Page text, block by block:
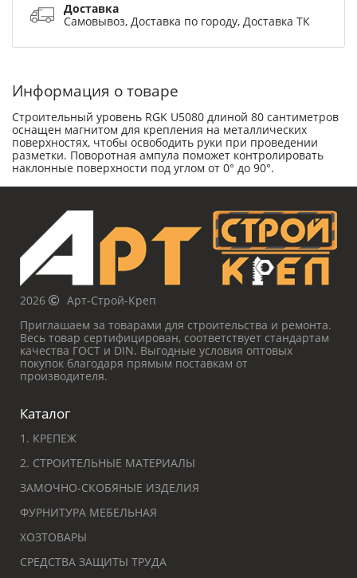
Доставка
Самовывоз, Доставка по городу, Доставка ТК
Информация о товаре
Строительный уровень RGK U5080 длиной 80 сантиметров
оснащен магнитом для крепления на металлических
поверхностях, чтобы освободить руки при проведении
разметки. Поворотная ампула поможет контролировать
наклонные поверхности под углом от 0° до 90°.
2026
Арт-Строй-Креп
Приглашаем за товарами для строительства и ремонта.
Весь товар сертифицирован, соответствует стандартам
качества ГОСТ и DIN. Выгодные условия оптовых
покупок благодаря прямым поставкам от
производителя.
Каталог
1. КРЕПЕЖ
2. СТРОИТЕЛЬНЫЕ МАТЕРИАЛЫ
ЗАМОЧНО-СКОБЯНЫЕ ИЗДЕЛИЯ
ФУРНИТУРА МЕБЕЛЬНАЯ
ХОЗТОВАРЫ
СРЕДСТВА ЗАЩИТЫ ТРУДА